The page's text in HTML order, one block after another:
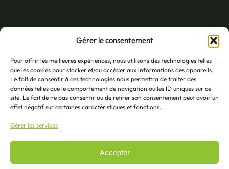
Gérer le consentement
Pour offrir les meilleures expériences, nous utilisons des technologies telles
que les cookies pour stocker et/ou accéder aux informations des appareils.
Le fait de consentir à ces technologies nous permettra de traiter des
données telles que le comportement de navigation ou les ID uniques sur ce
site. Le fait de ne pas consentir ou de retirer son consentement peut avoir un
effet négatif sur certaines caractéristiques et fonctions.
Gérer les services
Accepter
154 Allée des Erables B26
+33 (0)1 74 71 38 06
Plan d’accès
Paris
Plan d’accès